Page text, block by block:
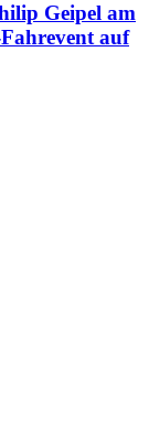
Geipel am
auf